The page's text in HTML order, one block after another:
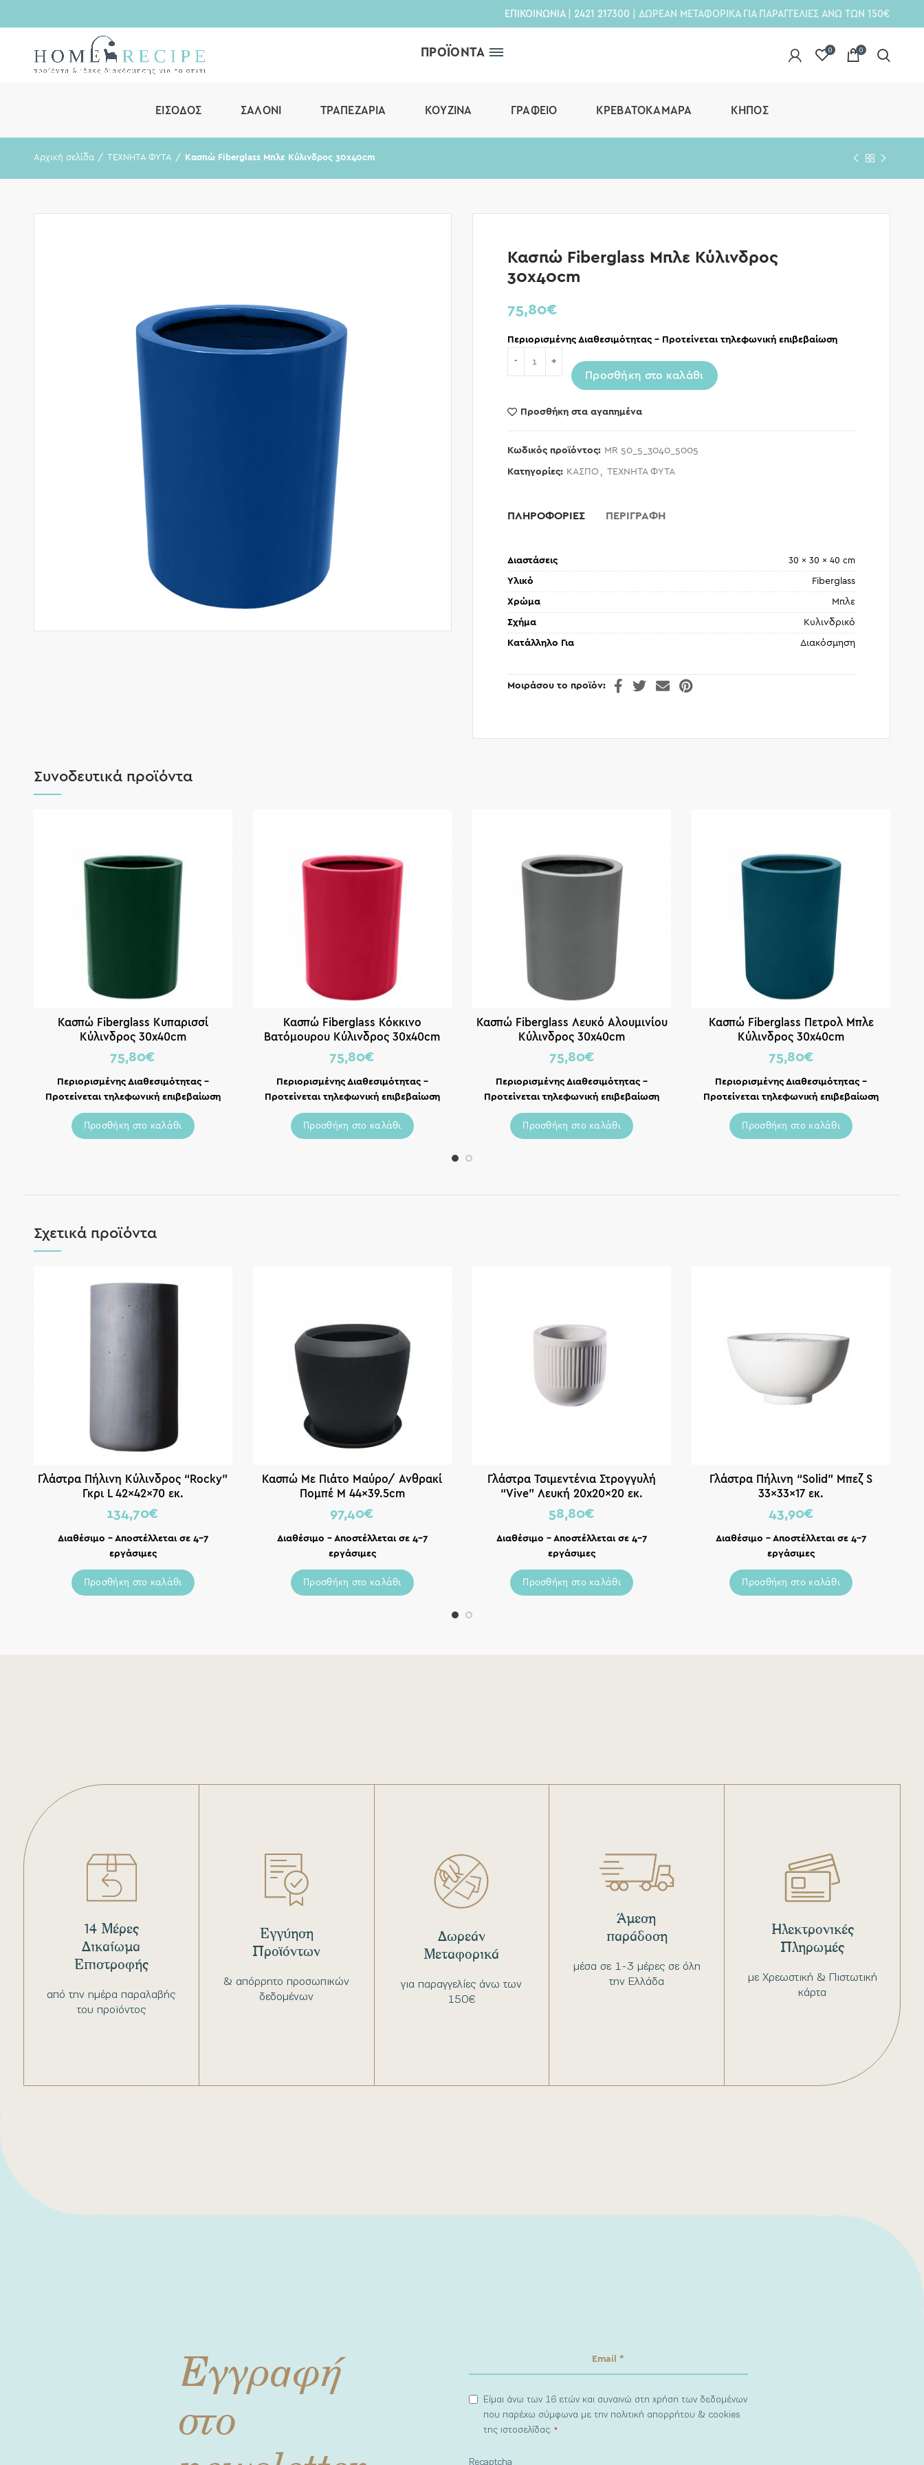
ΕΠΙΚΟΙΝΩΝΙΑ| 2421 217300 | ΔΩΡΕΑΝ ΜΕΤΑΦΟΡΙΚΑ ΓΙΑ ΠΑΡΑΓΓΕΛΙΕΣ ΑΝΩ ΤΩΝ 150€
ΠΡΟΪΟΝΤΑ 0 0
ΕΊΣΟΔΟΣ ΣΑΛΌΝΙ ΤΡΑΠΕΖΑΡΊΑ ΚΟΥΖΊΝΑ ΓΡΑΦΕΊΟ ΚΡΕΒΑΤΟΚΆΜΑΡΑ ΚΉΠΟΣ
Αρχική σελίδα ΤΕΧΝΗΤΑ ΦΥΤΑ Κασπώ Fiberglass Μπλε Κύλινδρος 30x40cm
Κασπώ Fiberglass Μπλε Κύλινδρος
30x40cm
75,80€
Περιορισμένης Διαθεσιμότητας – Προτείνεται τηλεφωνική επιβεβαίωση
Προσθήκη στο καλάθι
Προσθήκη στα αγαπημένα
Κωδικός προϊόντος: MR 50_5_3040_5005
Κατηγορίες: ΚΑΣΠΟ , ΤΕΧΝΗΤΑ ΦΥΤΑ
ΠΛΗΡΟΦΟΡΙΕΣ ΠΕΡΙΓΡΑΦΉ
Διαστάσεις 30 × 30 × 40 cm
Υλικό Fiberglass
Χρώμα Μπλε
Σχήμα Κυλινδρικό
Κατάλληλο Για Διακόσμηση
Μοιράσου το προϊόν
Συνοδευτικά προϊόντα
Κασπώ Fiberglass Κυπαρισσί
Κύλινδρος 30x40cm
75,80€
Περιορισμένης Διαθεσιμότητας –
Προτείνεται τηλεφωνική επιβεβαίωση
Προσθήκη στο καλάθι
Κασπώ Fiberglass Κόκκινο
Βατόμουρου Κύλινδρος 30x40cm
75,80€
Περιορισμένης Διαθεσιμότητας –
Προτείνεται τηλεφωνική επιβεβαίωση
Προσθήκη στο καλάθι
Κασπώ Fiberglass Λευκό Αλουμινίου
Κύλινδρος 30x40cm
75,80€
Περιορισμένης Διαθεσιμότητας –
Προτείνεται τηλεφωνική επιβεβαίωση
Προσθήκη στο καλάθι
Κασπώ Fiberglass Πετρολ Μπλε
Κύλινδρος 30x40cm
75,80€
Περιορισμένης Διαθεσιμότητας –
Προτείνεται τηλεφωνική επιβεβαίωση
Προσθήκη στο καλάθι
Σχετικά προϊόντα
Γλάστρα Πήλινη Κύλινδρος “Rocky”
Γκρι L 42x42x70 εκ.
134,70€
Διαθέσιμο – Αποστέλλεται σε 4-7
εργάσιμες
Προσθήκη στο καλάθι
Κασπώ Με Πιάτο Μαύρο/ Ανθρακί
Πομπέ M 44×39.5cm
97,40€
Διαθέσιμο – Αποστέλλεται σε 4-7
εργάσιμες
Προσθήκη στο καλάθι
Γλάστρα Τσιμεντένια Στρογγυλή
“Vive” Λευκή 20x20x20 εκ.
58,80€
Διαθέσιμο – Αποστέλλεται σε 4-7
εργάσιμες
Προσθήκη στο καλάθι
Γλάστρα Πήλινη “Solid” Μπεζ S
33x33x17 εκ.
43,90€
Διαθέσιμο – Αποστέλλεται σε 4-7
εργάσιμες
Προσθήκη στο καλάθι
από την ημέρα παραλαβής
του προϊόντος
14 Μέρες
Δικαίωμα
Επιστροφής
& απόρρητο προσωπικών
δεδομένων
Εγγύηση
Προϊόντων
για παραγγελίες άνω των
150€
Δωρεάν
Μεταφορικά
μέσα σε 1-3 μέρες σε όλη
την Ελλάδα
Άμεση
παράδοση
με Χρεωστική & Πιστωτική
κάρτα
Ηλεκτρονικές
Πληρωμές
Εγγραφή
στο
Είμαι άνω των 16 ετών και συναινώ στη χρήση των δεδομένων
που παρέχω σύμφωνα με την πολιτική απορρήτου & cookies
της ιστοσελίδας.*
Recaptcha